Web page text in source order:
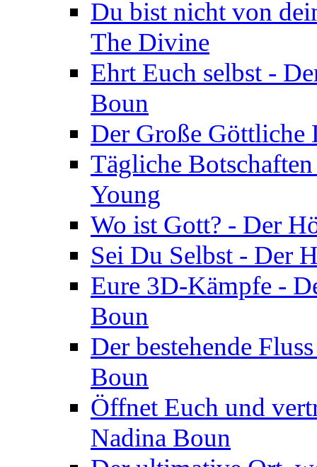
Du bist nicht von
The Divine
Ehrt Euch selbst -
Boun
Der Große
Tägliche
Young
Wo ist Gott? - Der
Sei Du Selbst - Der
Eure 3D-Kämpfe -
Boun
Der bestehende
Boun
Öffnet Euch und
Nadina Boun